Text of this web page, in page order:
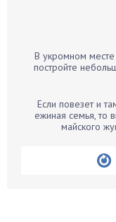
Бархатцы
Белые грибы
Бирючина
В укромном
постройте
Если повезет и
ежиная семья, то
майского